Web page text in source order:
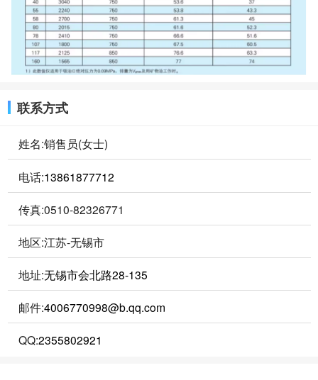
联系方式
姓名:销售员(女士)
电话:13861877712
传真:0510-82326771
地区:江苏-无锡市
地址:无锡市会北路28-135
邮件:4006770998@b.qq.com
QQ:2355802921